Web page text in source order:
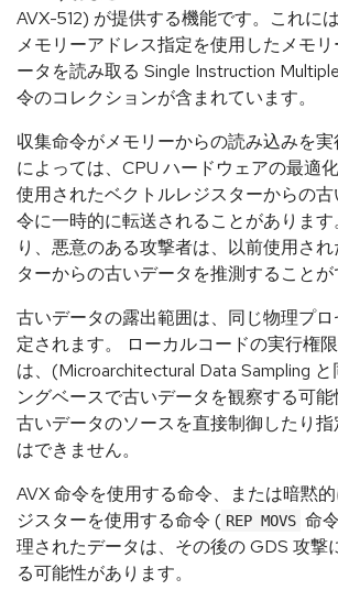
AVX-512) が提供する機能です。これに
メモリーアドレス指定を使用したメモ
ータを読み取る Single Instruction
令のコレクションが含まれています。
収集命令がメモリーからの読み込みを
によっては、CPU ハードウェアの最適
使用されたベクトルレジスターからの
令に一時的に転送されることがあります
り、悪意のある攻撃者は、以前使用さ
ターからの古いデータを推測することが
古いデータの露出範囲は、同じ物理プ
定されます。 ローカルコードの実行権
は、(Microarchitectural Data Sampling
ングベースで古いデータを観察する可能
古いデータのソースを直接制御したり
はできません。
AVX 命令を使用する命令、または暗黙
ジスターを使用する命令 ( REP MOVS 命
理されたデータは、その後の GDS 攻撃
る可能性があります。